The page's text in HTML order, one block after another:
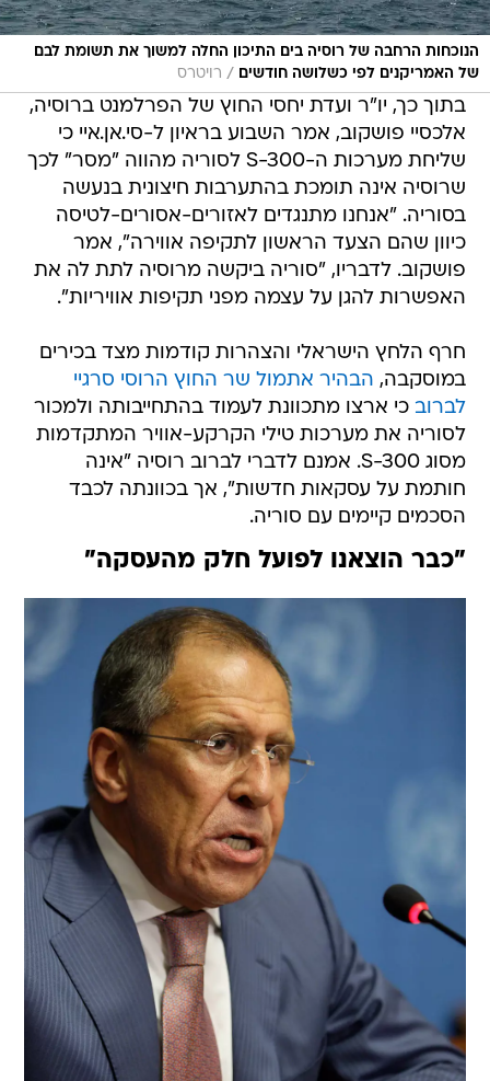
הנוכחות הרחבה של רוסיה בים התיכון החלה למשוך את תשומת לבם
של האמריקנים לפי כשלושה חודשים
/ רויטרס
בתוך כך, יו"ר ועדת יחסי החוץ של הפרלמנט ברוסיה,
אלכסיי פושקוב, אמר השבוע בראיון ל-סי.אן.איי כי
שליחת מערכות ה-S-300 לסוריה מהווה "מסר" לכך
שרוסיה אינה תומכת בהתערבות חיצונית בנעשה
בסוריה. "אנחנו מתנגדים לאזורים-אסורים-לטיסה
כיוון שהם הצעד הראשון לתקיפה אווירה", אמר
פושקוב. לדבריו, "סוריה ביקשה מרוסיה לתת לה את
האפשרות להגן על עצמה מפני תקיפות אוויריות".
חרף הלחץ הישראלי והצהרות קודמות מצד בכירים
במוסקבה, הבהיר אתמול שר החוץ הרוסי סרגיי
לברוב כי ארצו מתכוונת לעמוד בהתחייבותה ולמכור
לסוריה את מערכות טילי הקרקע-אוויר המתקדמות
מסוג S-300. אמנם לדברי לברוב רוסיה "אינה
חותמת על עסקאות חדשות", אך בכוונתה לכבד
הסכמים קיימים עם סוריה.
"כבר הוצאנו לפועל חלק מהעסקה"